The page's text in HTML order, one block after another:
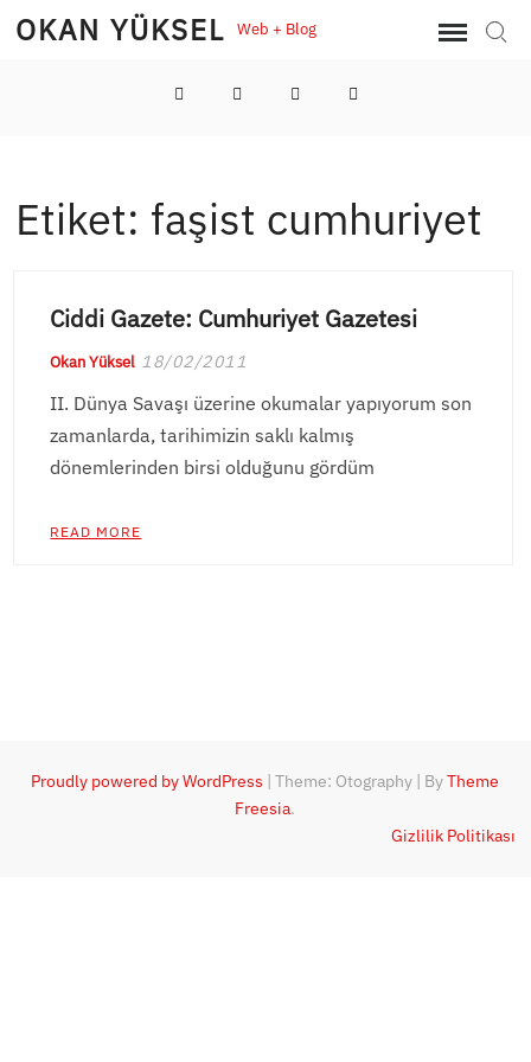
SkipOKAN YÜKSEL Web + Blog
LinkedInTwitterInstagramYouTube
Etiket: faşist cumhuriyet
Ciddi Gazete: Cumhuriyet Gazetesi
Okan Yüksel 18/02/2011
II. Dünya Savaşı üzerine okumalar yapıyorum son
zamanlarda, tarihimizin saklı kalmış
dönemlerinden birsi olduğunu gördüm
READ MORE
Proudly powered by WordPress |Theme: Otography | ByTheme
Freesia.
Gizlilik Politikası